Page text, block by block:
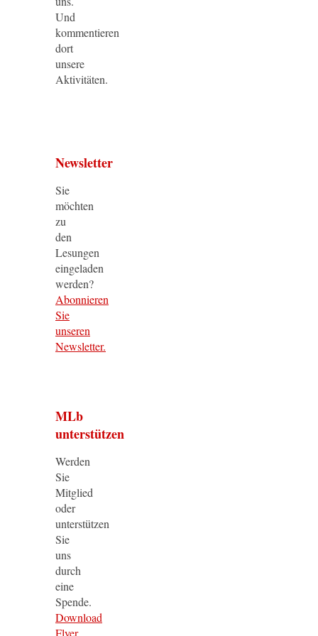
Und
kommentieren
dort
unsere
Aktivitäten.
Newsletter
Sie
möchten
zu
den
Lesungen
eingeladen
werden?
Abonnieren
Sie
unseren
Newsletter.
MLb
unterstützen
Werden
Sie
Mitglied
oder
unterstützen
Sie
uns
durch
eine
Spende.
Download
Flyer